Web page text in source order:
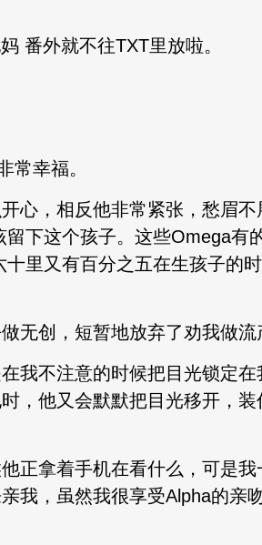
番外就不往TXT里放啦。
常幸福。
心，相反他非常紧张，愁眉
下这个孩子。这些Omega有
里又有百分之五在生孩子的
无创，短暂地放弃了劝我做流
我不注意的时候把目光锁定
，他又会默默把目光移开，
正拿着手机在看什么，可是
我，虽然我很享受Alpha的亲